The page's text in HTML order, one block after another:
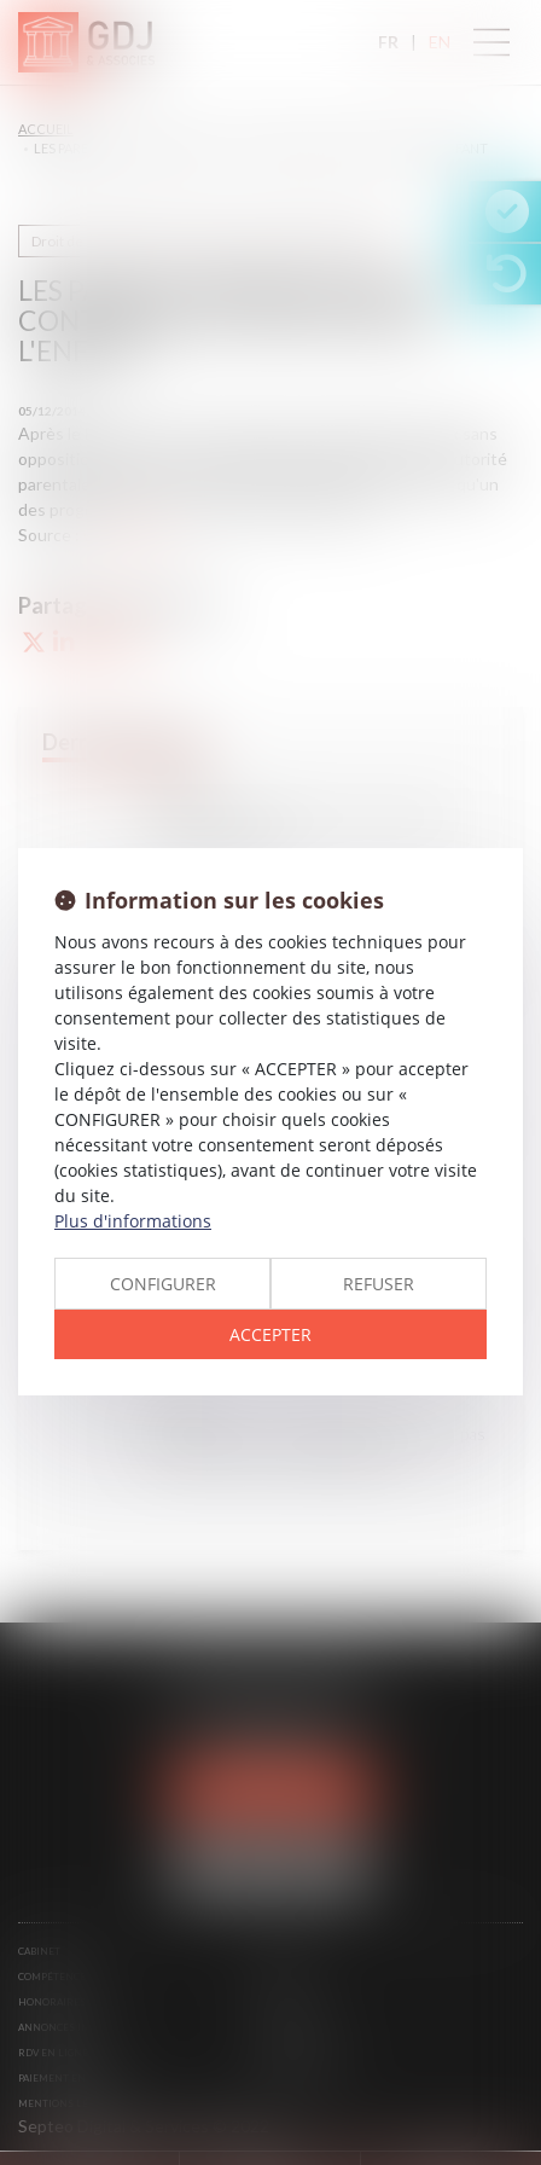
FR EN
ACCUEIL
LES PARENTS SÉPARÉS DOIVENT CONTRIBUER À L'ENTRETIEN DE L'ENFANT
LES PARENTS SÉPARÉS DOIVENT
CONTRIBUER À L'ENTRETIEN DE
L'ENFANT
05/12/2014
Droit de la famille, des personnes et de leur patrimoine
Source :
Après le National, le Conseil des Etats a adopté par 43 voix sans
opposition cette réforme, complétant celle qui instaure l'autorité
parentale conjointe. Il a ajouté une disposition pour éviter qu'un
des progéniteurs ne se désiste en retirant ses a ...
Prime de Noël 2014 : montant et date de versement
#droitfamille
09DÉC.
Investissement immobilier : le Pinel mieux accueilli
que le Duflot #droitimmobilier
05 DÉC.
Les parents séparés doivent contribuer à l'entretien
de l'enfant
05DÉC.
CABINET
COMPÉTENCES
HONORAIRES
ANNONCES IMMO
RDV EN LIGNE
PAIEMENT EN LIGNE
MENTIONS LÉGALES
Septeo Digital & Services © 2022
Information sur les cookies
Nous avons recours à des cookies techniques pour
assurer le bon fonctionnement du site, nous
utilisons également des cookies soumis à votre
consentement pour collecter des statistiques de
visite.
Cliquez ci-dessous sur « ACCEPTER » pour accepter
le dépôt de l'ensemble des cookies ou sur «
CONFIGURER » pour choisir quels cookies
nécessitant votre consentement seront déposés
(cookies statistiques), avant de continuer votre visite
du site.
Plus d'informations
CONFIGURER REFUSER
ACCEPTER